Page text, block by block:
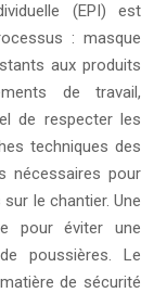
(EPI) est
: masque
aux produits
de travail,
de respecter les
techniques des
nécessaires pour
le chantier. Une
pour éviter une
poussières. Le
de sécurité